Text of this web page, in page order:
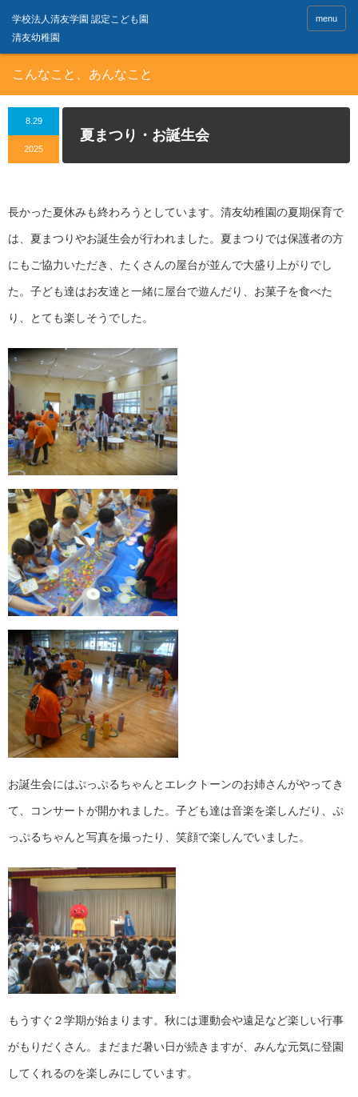
menu
こんなこと、あんなこと
8.29
2025
夏まつり・お誕生会
長かった夏休みも終わろうとしています。清友幼稚園の夏期保育で
は、夏まつりやお誕生会が行われました。夏まつりでは保護者の方
にもご協力いただき、たくさんの屋台が並んで大盛り上がりでし
た。子ども達はお友達と一緒に屋台で遊んだり、お菓子を食べた
り、とても楽しそうでした。
お誕生会にはぷっぷるちゃんとエレクトーンのお姉さんがやってき
て、コンサートが開かれました。子ども達は音楽を楽しんだり、ぷ
っぷるちゃんと写真を撮ったり、笑顔で楽しんでいました。
もうすぐ２学期が始まります。秋には運動会や遠足など楽しい行事
がもりだくさん。まだまだ暑い日が続きますが、みんな元気に登園
してくれるのを楽しみにしています。